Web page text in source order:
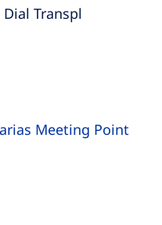
Transpl
Meeting Point